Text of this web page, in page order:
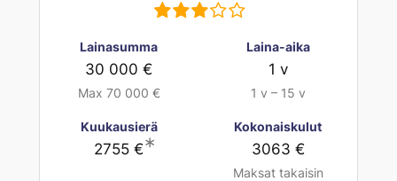
Lainasumma
30 000 €
Max 70 000 €
Laina-aika
1 v
1 v – 15 v
Kuukausierä
2755 €∗
Kokonaiskulut
3063 €
Maksat takaisin